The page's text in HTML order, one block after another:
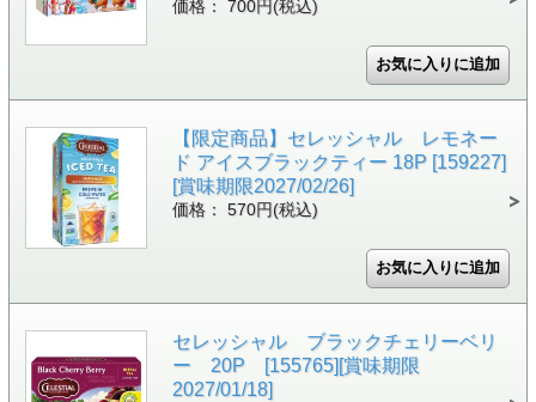
価格： 700円(税込)
【限定商品】セレッシャル レモネー
ド アイスブラックティー 18P [159227]
[賞味期限2027/02/26]
価格： 570円(税込)
セレッシャル ブラックチェリーベリ
ー 20P [155765][賞味期限
2027/01/18]